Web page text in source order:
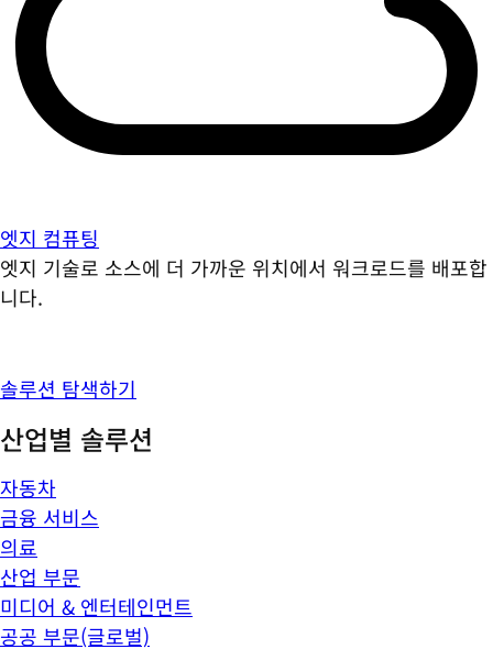
엣지 컴퓨팅
엣지 기술로 소스에 더 가까운 위치에서 워크로드를 배포합
니다.
솔루션 탐색하기
산업별 솔루션
자동차
금융 서비스
의료
산업 부문
미디어 & 엔터테인먼트
공공 부문(글로벌)